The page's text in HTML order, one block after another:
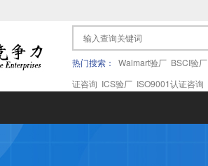
热门搜索： Walmart验厂 BSCI验厂
证咨询 ICS验厂 ISO9001认证咨询